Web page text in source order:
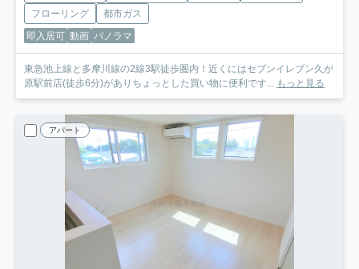
フローリング
都市ガス
即入居可 動画 パノラマ
東急池上線と多摩川線の2線3駅徒歩圏内！近くにはセブンイレブン久が
原駅前店(徒歩6分)がありちょっとした買い物に便利です... もっと見る
アパート